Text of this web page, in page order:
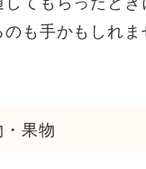
も手かもしれま
果物